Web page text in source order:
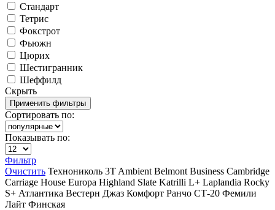
Стандарт
Тетрис
Фокстрот
Фьюжн
Цюрих
Шестигранник
Шеффилд
Скрыть
Сортировать по:
Показывать по:
Фильтр
Очистить Технониколь 3T Ambient Belmont Business Cambridge
Carriage House Europa Highland Slate Katrilli L+ Laplandia Rocky
S+ Атлантика Вестерн Джаз Комфорт Ранчо СТ-20 Фемили
Лайт Финская